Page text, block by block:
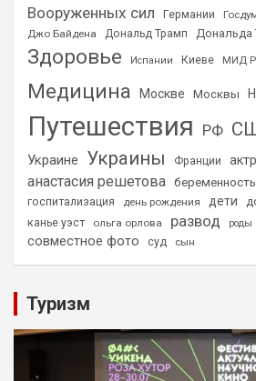
Вооруженных сил Германии
Джо Байдена
Дональд Трамп Дональда
Здоровье Испании Киеве МИД
Медицина Москве Москвы
Путешествия РФ
Украине Украины Франции
анастасия решетова беременность
госпитализация
день рождения дети
канье уэст
ольга орлова развод роды
совместное фото суд сын
Туризм